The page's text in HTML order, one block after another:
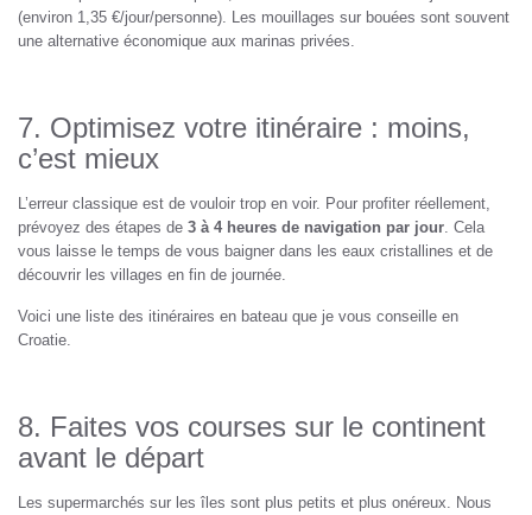
(environ 1,35 €/jour/personne). Les mouillages sur bouées sont souvent
une alternative économique aux marinas privées.
7. Optimisez votre itinéraire : moins,
c’est mieux
L’erreur classique est de vouloir trop en voir. Pour profiter réellement,
prévoyez des étapes de 3 à 4 heures de navigation par jour . Cela
vous laisse le temps de vous baigner dans les eaux cristallines et de
découvrir les villages en fin de journée.
Voici une liste des itinéraires en bateau que je vous conseille en
Croatie.
8. Faites vos courses sur le continent
avant le départ
Les supermarchés sur les îles sont plus petits et plus onéreux. Nous